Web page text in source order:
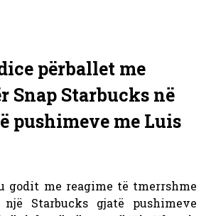
përballet me
Snap Starbucks në
pushimeve me Luis
godit me reagime të tmerrshme
Starbucks gjatë pushimeve